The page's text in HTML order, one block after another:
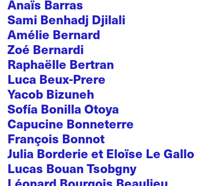
Anaïs Barras
Sami Benhadj Djilali
Amélie Bernard
Zoé Bernardi
Raphaëlle Bertran
Luca Beux-Prere
Yacob Bizuneh
Sofía Bonilla Otoya
Capucine Bonneterre
François Bonnot
Julia Borderie et Eloïse Le Gallo
Lucas Bouan Tsobgny